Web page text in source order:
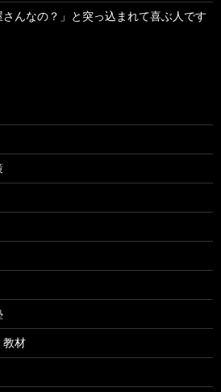
んなの？」と突っ込まれて喜ぶ人です
教材